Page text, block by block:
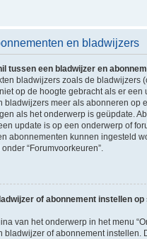
en bladwijzers
tussen een bladwijzer en
bladwijzers zoals de bladwijzers
op de hoogte gebracht als er een
bladwijzers meer als abonneren op
als het onderwerp is geüpdate.
update is op een onderwerp of
abonnementen kunnen ingesteld
“Forumvoorkeuren”.
of abonnement instellen
van het onderwerp in het menu
bladwijzer of abonnement instellen.